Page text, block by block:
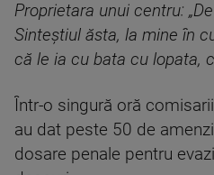
Proprietara unui centru:
Sinteștiul ăsta, la mine în
că le ia cu bata cu lopata,
Într-o singură oră
au dat peste 50 de
dosare penale pentru